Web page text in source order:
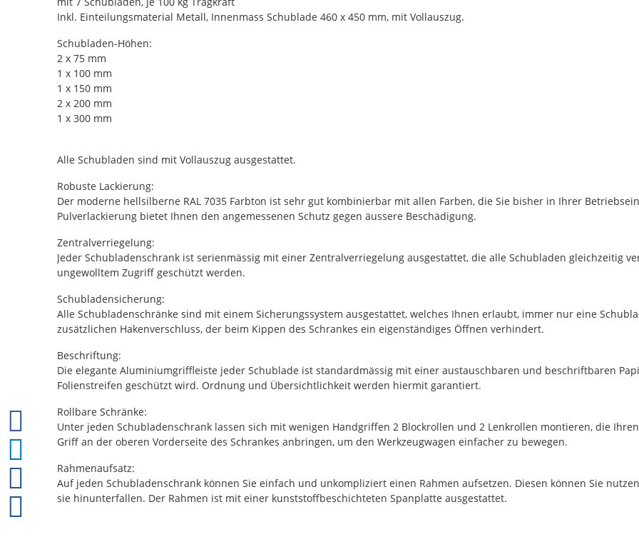
Inkl. Einteilungsmaterial Metall, Innenmass Schublade 460 x 450 mm, mit Vollauszug.
Schubladen-Höhen:
2 x 75 mm
1 x 100 mm
1 x 150 mm
2 x 200 mm
1 x 300 mm
Alle Schubladen sind mit Vollauszug ausgestattet.
Robuste Lackierung:
Der moderne hellsilberne RAL 7035 Farbton ist sehr gut kombinierbar mit allen Farben, die Sie bisher in Ihrer
Pulverlackierung bietet Ihnen den angemessenen Schutz gegen äussere Beschädigung.
Zentralverriegelung:
Jeder Schubladenschrank ist serienmässig mit einer Zentralverriegelung ausgestattet, die alle Schubladen gleichzeitig
ungewolltem Zugriff geschützt werden.
Schubladensicherung:
Alle Schubladenschränke sind mit einem Sicherungssystem ausgestattet, welches Ihnen erlaubt, immer nur eine
zusätzlichen Hakenverschluss, der beim Kippen des Schrankes ein eigenständiges Öffnen verhindert.
Beschriftung:
Die elegante Aluminiumgriffleiste jeder Schublade ist standardmässig mit einer austauschbaren und beschriftbaren
Folienstreifen geschützt wird. Ordnung und Übersichtlichkeit werden hiermit garantiert.
Rollbare Schränke:
Unter jeden Schubladenschrank lassen sich mit wenigen Handgriffen 2 Blockrollen und 2 Lenkrollen montieren, die
Griff an der oberen Vorderseite des Schrankes anbringen, um den Werkzeugwagen einfacher zu bewegen.
Rahmenaufsatz:
Auf jeden Schubladenschrank können Sie einfach und unkompliziert einen Rahmen aufsetzen. Diesen können Sie
sie hinunterfallen. Der Rahmen ist mit einer kunststoffbeschichteten Spanplatte ausgestattet.